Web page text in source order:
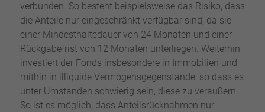
verbunden. So besteht beispielsweise das Risiko, dass
die Anteile nur eingeschränkt verfügbar sind, da sie
einer Mindesthaltedauer von 24 Monaten und einer
Rückgabefrist von 12 Monaten unterliegen. Weiterhin
investiert der Fonds insbesondere in Immobilien und
mithin in illiquide Vermögensgegenstände, so dass es
unter Umständen schwierig sein, diese zu veräußern.
So ist es möglich, dass Anteilsrücknahmen nur